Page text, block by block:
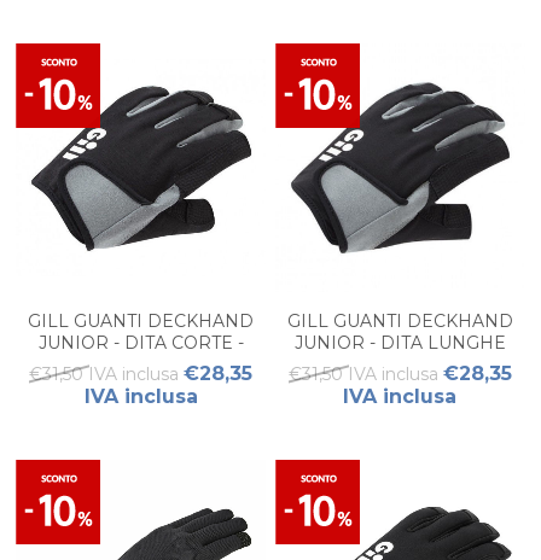
GILL GUANTI DECKHAND
JUNIOR - DITA CORTE -
NERO
€31,50 IVA inclusa €28,35
IVA inclusa
GILL GUANTI DECKHAND
JUNIOR - DITA LUNGHE
(NO INDICE E POLLICE) -
NERO
€31,50 IVA inclusa €28,35
IVA inclusa